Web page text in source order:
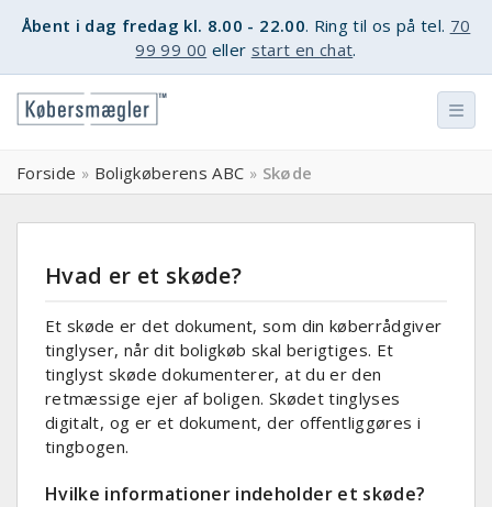
Åbent i dag fredag kl. 8.00 - 22.00. Ring til os på tel. 70
99 99 00 eller start en chat.
Forside » Boligkøberens ABC » Skøde
Hvad er et skøde?
Et skøde er det dokument, som din køberrådgiver
tinglyser, når dit boligkøb skal berigtiges. Et
tinglyst skøde dokumenterer, at du er den
retmæssige ejer af boligen. Skødet tinglyses
digitalt, og er et dokument, der offentliggøres i
tingbogen.
Hvilke informationer indeholder et skøde?